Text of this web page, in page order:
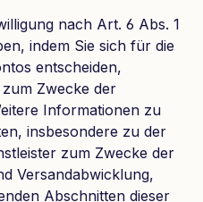
nach Art. 6 Abs. 1
indem Sie sich für die
entscheiden,
Zwecke der
Informationen zu
insbesondere zu der
zum Zwecke der
Versandabwicklung,
Abschnitten dieser